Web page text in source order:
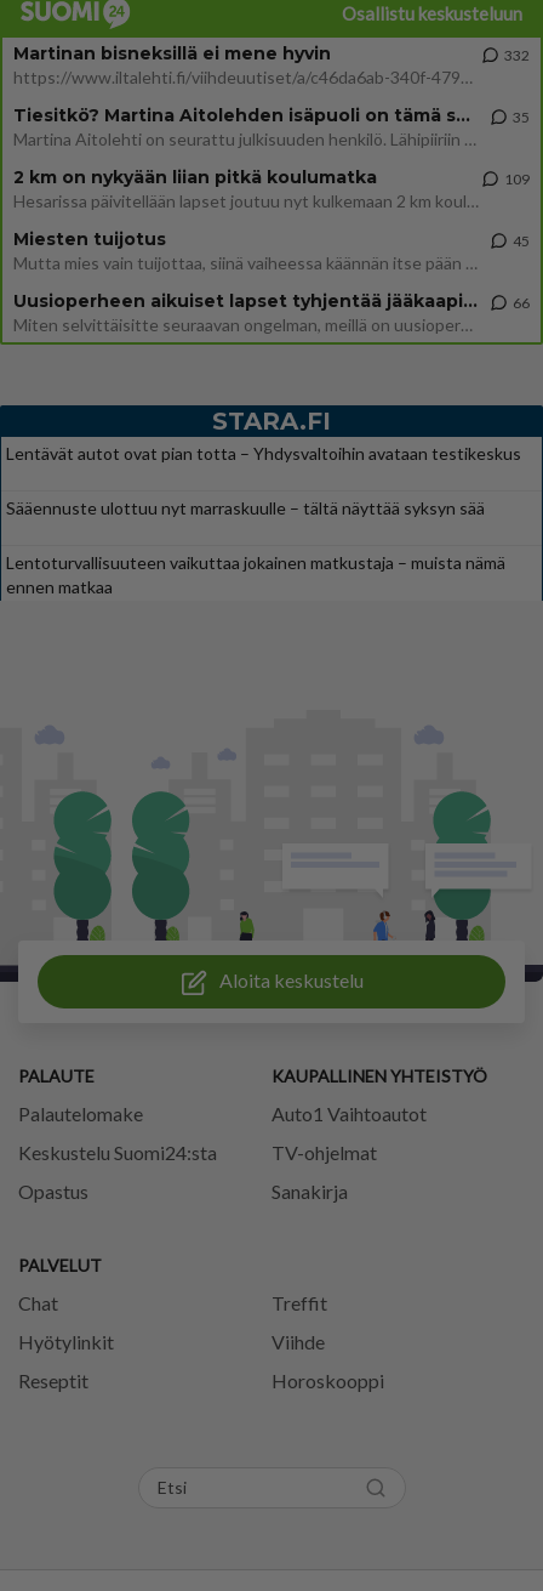
Osallistu keskusteluun
Martinan bisneksillä ei mene hyvin
https://www.iltalehti.fi/viihdeuutiset/a/c46da6ab-340f-4790-aaa7-0865eed2336 Yrityksen konkurssihakemus on tullut kärä
332
Tiesitkö? Martina Aitolehden isäpuoli on tämä suosittu laulaja
Martina Aitolehti on seurattu julkisuuden henkilö. Lähipiiriin mahtuu muitakin tunnettuja henkilöitä. Tiesitkö, että Ma
35
2 km on nykyään liian pitkä koulumatka
Hesarissa päivitellään lapset joutuu nyt kulkemaan 2 km kouluun jösses. Ruostefillarilla tuo matka menee vaikka miten äk
109
Miesten tuijotus
Mutta mies vain tuijottaa, siinä vaiheessa käännän itse pään pois. Mikä juttu? Yleensä jos joku tuijottaa tai katsoo, hä
45
Uusioperheen aikuiset lapset tyhjentää jääkaapin käydessään
Miten selvittäisitte seuraavan ongelman, meillä on uusioperhe, minulla teini-ikäiset lapset ja puolisolla aikuiset, jotk
66
STARA.FI
Lentävät autot ovat pian totta – Yhdysvaltoihin avataan testikeskus
Sääennuste ulottuu nyt marraskuulle – tältä näyttää syksyn sää
Lentoturvallisuuteen vaikuttaa jokainen matkustaja – muista nämä
ennen matkaa
Aloita keskustelu
PALAUTE
Palautelomake
Keskustelu Suomi24:sta
Opastus
PALVELUT
Chat
Treffit
Hyötylinkit
Viihde
Reseptit
Horoskooppi
KAUPALLINEN YHTEISTYÖ
Auto1 Vaihtoautot
TV-ohjelmat
Sanakirja